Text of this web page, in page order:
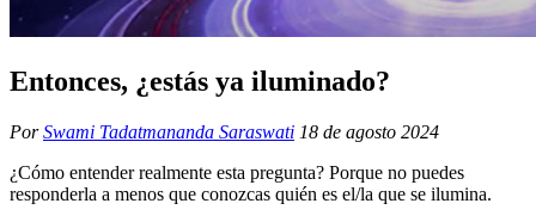
Entonces, ¿estás ya iluminado?
PorSwami Tadatmananda Saraswati 18 de agosto 2024
¿Cómo entender realmente esta pregunta? Porque no puedes
responderla a menos que conozcas quién es el/la que se ilumina.